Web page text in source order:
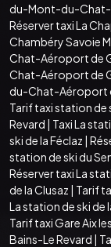
du-Mont-du-Chat-
Réserver taxi La
Chambéry Savoie
Chat-Aéroport de
Chat-Aéroport de
du-Chat-Aéroport
Tarif taxi station de
Revard | Taxi La
ski de la Féclaz |
station de ski du
Réserver taxi La
de la Clusaz | Tarif
La station de ski de
Tarif taxi Gare Aix
Bains-Le Revard |